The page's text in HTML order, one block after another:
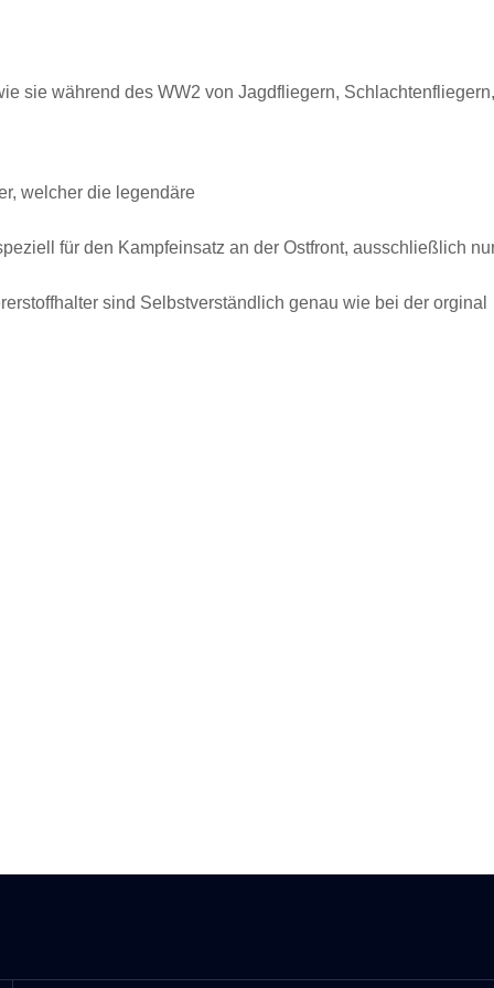
sie während des WW2 von Jagdfliegern, Schlachtenfliegern,
welcher die legendäre
für den Kampfeinsatz an der Ostfront, ausschließlich
sind Selbstverständlich genau wie bei der orginal